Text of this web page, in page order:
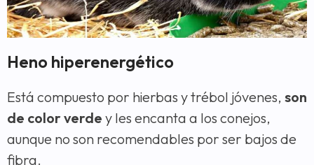
Heno hiperenergético
Está compuesto por hierbas y trébol jóvenes, son
de color verde y les encanta a los conejos,
aunque no son recomendables por ser bajos de
fibra.